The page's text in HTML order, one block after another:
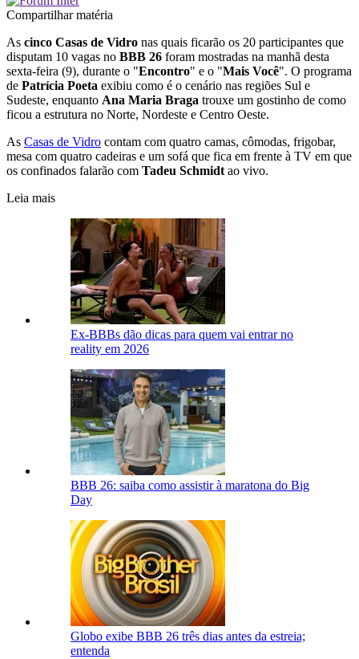
Compartilhar matéria
As cinco Casas de Vidro nas quais ficarão os 20 participantes que
disputam 10 vagas no BBB 26 foram mostradas na manhã desta
sexta-feira (9), durante o "Encontro" e o "Mais Você". O programa
de Patrícia Poeta exibiu como é o cenário nas regiões Sul e
Sudeste, enquanto Ana Maria Braga trouxe um gostinho de como
ficou a estrutura no Norte, Nordeste e Centro Oeste.
As Casas de Vidro contam com quatro camas, cômodas, frigobar,
mesa com quatro cadeiras e um sofá que fica em frente à TV em que
os confinados falarão com Tadeu Schmidt ao vivo.
Leia mais
Ex-BBBs dão dicas para quem vai entrar no
reality em 2026
BBB 26: saiba como assistir à maratona do Big
Day
Globo exibe BBB 26 três dias antes da estreia;
entenda